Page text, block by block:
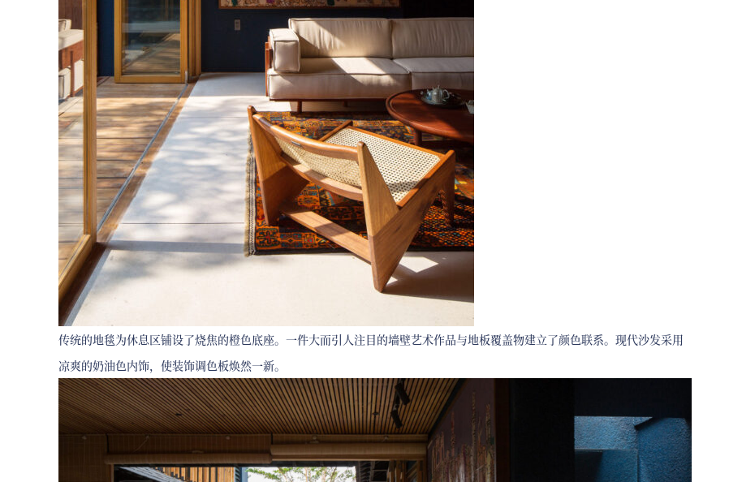
传统的地毯为休息区铺设了烧焦的橙色底座。一件大而引人注目的墙壁艺术作品与地板覆盖物建立了颜色联系。现代沙发采用
凉爽的奶油色内饰，使装饰调色板焕然一新。